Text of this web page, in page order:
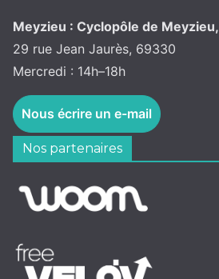
Meyzieu : Cyclopôle de Meyzieu,
29 rue Jean Jaurès, 69330
Mercredi : 14h–18h
Nous écrire un e-mail
Nos partenaires